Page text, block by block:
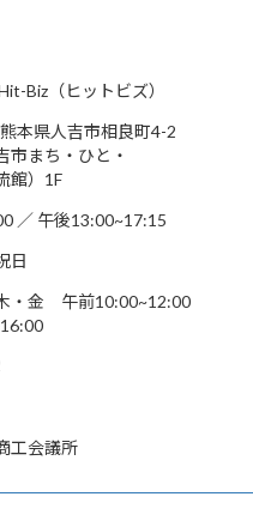
Biz（ヒットビズ）
本県人吉市相良町4-2
市まち・ひと・
館）1F
／ 午後13:00~17:15
日
・金 午前10:00~12:00
工会議所